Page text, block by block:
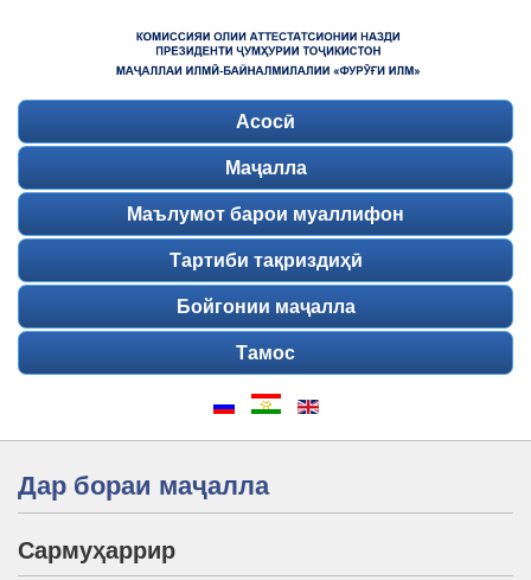
Асосӣ
Маҷалла
Маълумот барои муаллифон
Тартиби тақриздиҳӣ
Бойгонии маҷалла
Тамос
Дар бораи маҷалла
Сармуҳаррир